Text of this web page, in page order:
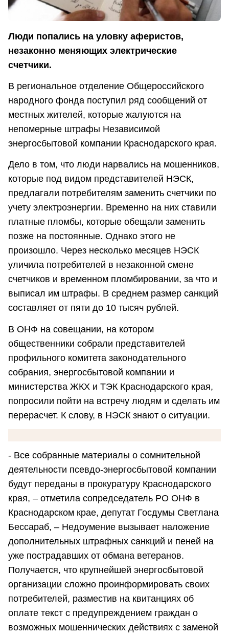
Люди попались на уловку аферистов,
незаконно меняющих электрические
счетчики.
В региональное отделение Общероссийского
народного фонда поступил ряд сообщений от
местных жителей, которые жалуются на
непомерные штрафы Независимой
энергосбытовой компании Краснодарского края.
Дело в том, что люди нарвались на мошенников,
которые под видом представителей НЭСК,
предлагали потребителям заменить счетчики по
учету электроэнергии. Временно на них ставили
платные пломбы, которые обещали заменить
позже на постоянные. Однако этого не
произошло. Через несколько месяцев НЭСК
уличила потребителей в незаконной смене
счетчиков и временном пломбировании, за что и
выписал им штрафы. В среднем размер санкций
составляет от пяти до 10 тысяч рублей.
В ОНФ на совещании, на котором
общественники собрали представителей
профильного комитета законодательного
собрания, энергосбытовой компании и
министерства ЖКХ и ТЭК Краснодарского края,
попросили пойти на встречу людям и сделать им
перерасчет. К слову, в НЭСК знают о ситуации.
- Все собранные материалы о сомнительной
деятельности псевдо-энергосбытовой компании
будут переданы в прокуратуру Краснодарского
края, – отметила сопредседатель РО ОНФ в
Краснодарском крае, депутат Госдумы Светлана
Бессараб, – Недоумение вызывает наложение
дополнительных штрафных санкций и пеней на
уже пострадавших от обмана ветеранов.
Получается, что крупнейшей энергосбытовой
организации сложно проинформировать своих
потребителей, разместив на квитанциях об
оплате текст с предупреждением граждан о
возможных мошеннических действиях с заменой